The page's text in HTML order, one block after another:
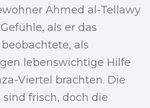
Ahmed al-Tellawy
als er das
als
lebenswichtige Hilfe
Viertel brachten. Die
frisch, doch die